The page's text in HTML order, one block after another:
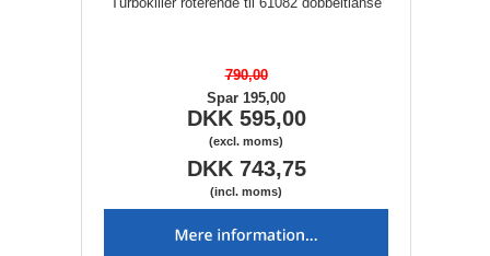
790,00
Spar 195,00
DKK 595,00
(excl. moms)
DKK 743,75
(incl. moms)